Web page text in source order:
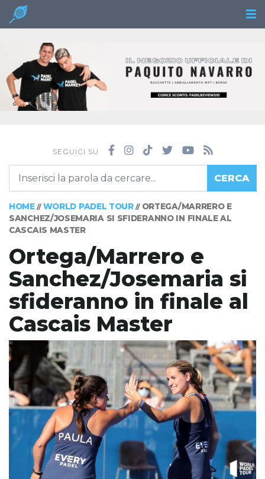
SEGUICI SU
CERCA
HOME// WORLD PADEL TOUR// ORTEGA/MARRERO E
SANCHEZ/JOSEMARIA SI SFIDERANNO IN FINALE AL
CASCAIS MASTER
Ortega/Marrero e
Sanchez/Josemaria si
sfideranno in finale al
Cascais Master